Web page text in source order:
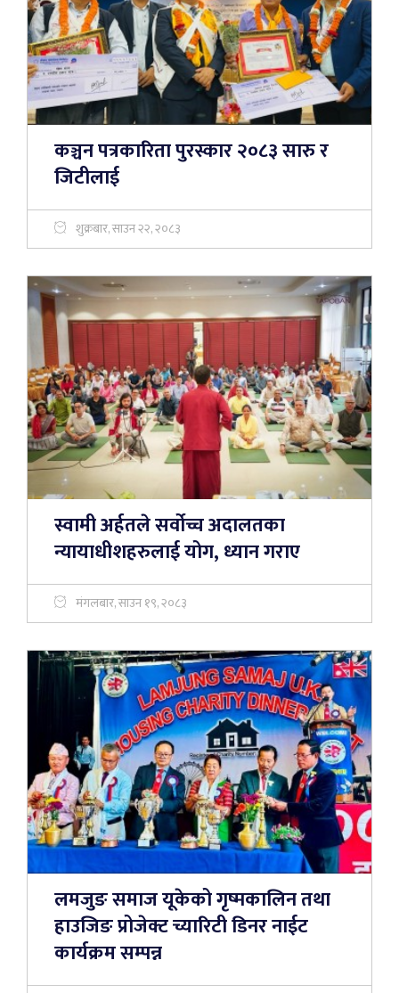
कञ्चन पत्रकारिता पुरस्कार २०८३ सारु र
जिटीलाई
शुक्रबार, साउन २२, २०८३
स्वामी अर्हतले सर्वोच्च अदालतका
न्यायाधीशहरुलाई योग, ध्यान गराए
मंगलबार, साउन १९, २०८३
लमजुङ समाज यूकेको गृष्मकालिन तथा
हाउजिङ प्रोजेक्ट च्यारिटी डिनर नाईट
कार्यक्रम सम्पन्न